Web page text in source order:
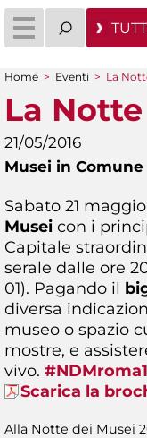
Tu sei qui
Home > Eventi > La
La
21/05/2016
Musei in Comune
Sabato 21
Musei con i
Capitale
serale dalle ore
01). Pagando il
diversa
museo o spazio
mostre, e
vivo.
Scarica la
Alla Notte dei Musei